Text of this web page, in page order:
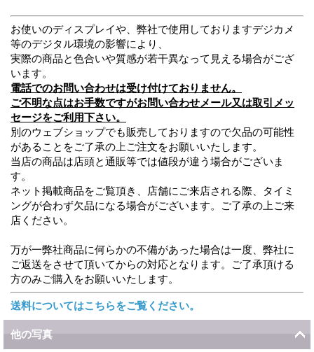
お使いのディスプレイや、弊社で使用しておりますデジカメ
等のデジタル環境の影響により、
実際の商品と色合いや質感が若干異なって見える場合がござ
います。
電話でのお問い合わせは受け付けておりません。
ご不明な点はお手数ですがお問い合わせメール又は取引メッ
セージをご利用下さい。
別のウェブショップでも販売しておりますので欠品の可能性
があることをご了承の上ご注文をお願いいたします。
当店の商品は店頭と通販等では値段が違う場合がございま
す。
ネット掲載商品をご覧頂き、店舗にご来店される際、タイミ
ングが合わず欠品になる場合がございます。ご了承の上ご来
店ください。
万が一弊社商品に何らかの不備があった場合は一度、弊社に
ご返送をさせて頂いてからの対応となります。ご了承頂ける
方のみご購入をお願いいたします。
送料についてはこちらをご覧ください。
他の写真